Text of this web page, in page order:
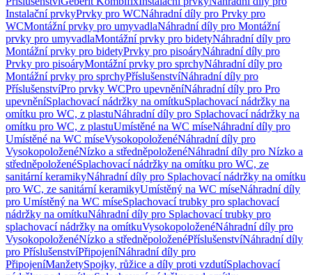
Instalační prvkyPrvky pro WCNáhradní díly pro Prvky pro
WCMontážní prvky pro umyvadlaNáhradní díly pro Montážní
prvky pro umyvadlaMontážní prvky pro bidetyNáhradní díly pro
Montážní prvky pro bidetyPrvky pro pisoáryNáhradní díly pro
Prvky pro pisoáryMontážní prvky pro sprchyNáhradní díly pro
Montážní prvky pro sprchyPříslušenstvíNáhradní díly pro
PříslušenstvíPro prvky WCPro upevněníNáhradní díly pro Pro
upevněníSplachovací nádržky na omítkuSplachovací nádržky na
omítku pro WC, z plastuNáhradní díly pro Splachovací nádržky na
omítku pro WC, z plastuUmístěné na WC míseNáhradní díly pro
Umístěné na WC míseVysokopoloženéNáhradní díly pro
VysokopoloženéNízko a středněpoloženéNáhradní díly pro Nízko a
středněpoloženéSplachovací nádržky na omítku pro WC, ze
sanitární keramikyNáhradní díly pro Splachovací nádržky na omítku
pro WC, ze sanitární keramikyUmístěný na WC míseNáhradní díly
pro Umístěný na WC míseSplachovací trubky pro splachovací
nádržky na omítkuNáhradní díly pro Splachovací trubky pro
splachovací nádržky na omítkuVysokopoloženéNáhradní díly pro
VysokopoloženéNízko a středněpoloženéPříslušenstvíNáhradní díly
pro PříslušenstvíPřipojeníNáhradní díly pro
PřipojeníManžetySpojky, růžice a díly proti vzdutíSplachovací